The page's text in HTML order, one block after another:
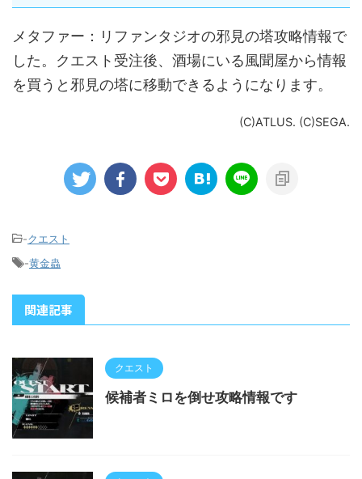
メタファー：リファンタジオの邪見の塔攻略情報で
した。クエスト受注後、酒場にいる風聞屋から情報
を買うと邪見の塔に移動できるようになります。
(C)ATLUS. (C)SEGA.
-クエスト
-黄金蟲
関連記事
クエスト
候補者ミロを倒せ攻略情報です